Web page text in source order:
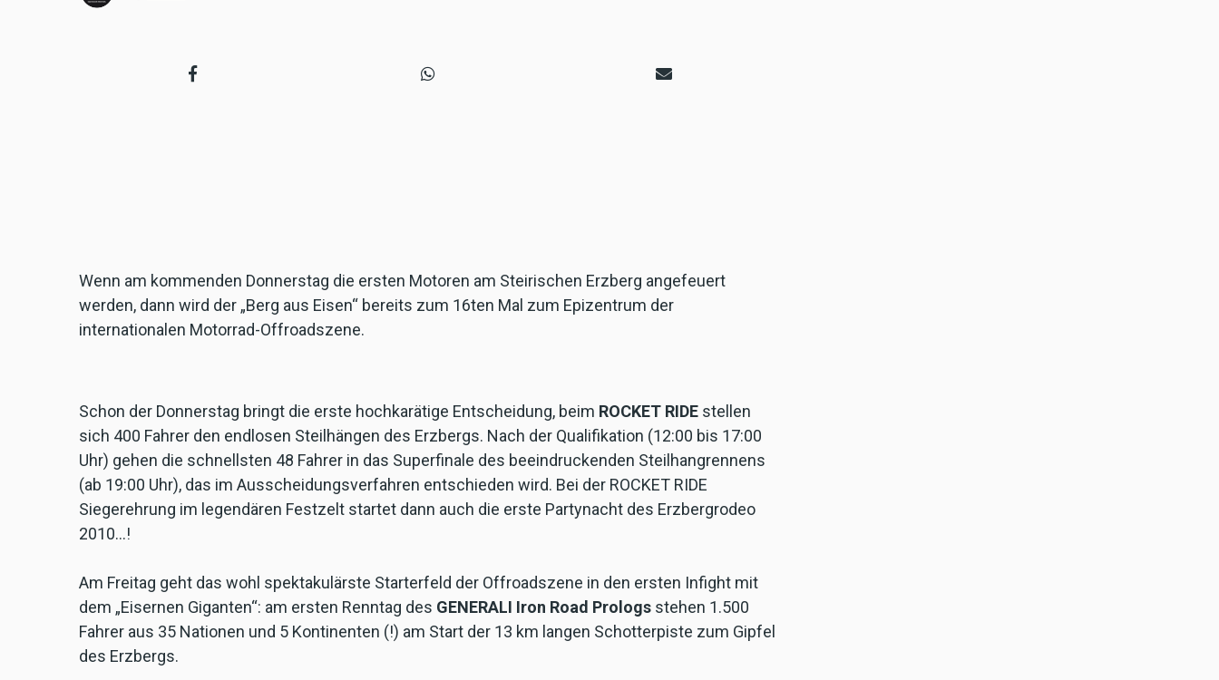
Wenn am kommenden Donnerstag die ersten Motoren am Steirischen Erzberg angefeuert
werden, dann wird der „Berg aus Eisen“ bereits zum 16ten Mal zum Epizentrum der
internationalen Motorrad-Offroadszene.
Schon der Donnerstag bringt die erste hochkarätige Entscheidung, beim ROCKET RIDE stellen
sich 400 Fahrer den endlosen Steilhängen des Erzbergs. Nach der Qualifikation (12:00 bis 17:00
Uhr) gehen die schnellsten 48 Fahrer in das Superfinale des beeindruckenden Steilhangrennens
(ab 19:00 Uhr), das im Ausscheidungsverfahren entschieden wird. Bei der ROCKET RIDE
Siegerehrung im legendären Festzelt startet dann auch die erste Partynacht des Erzbergrodeo
2010...!
Am Freitag geht das wohl spektakulärste Starterfeld der Offroadszene in den ersten Infight mit
dem „Eisernen Giganten“: am ersten Renntag des GENERALI Iron Road Prologs stehen 1.500
Fahrer aus 35 Nationen und 5 Kontinenten (!) am Start der 13 km langen Schotterpiste zum Gipfel
des Erzbergs.